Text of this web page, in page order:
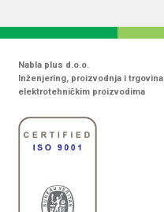
Nabla plus d.o.o.
Inženjering, proizvodnja i trgovina
elektrotehničkim proizvodima